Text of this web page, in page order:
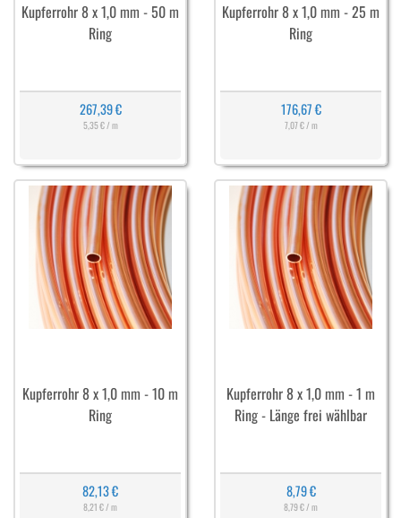
Kupferrohr 8 x 1,0 mm - 50 m
Ring
267,39 €
5,35 € / m
Kupferrohr 8 x 1,0 mm - 25 m
Ring
176,67 €
7,07 € / m
Kupferrohr 8 x 1,0 mm - 10 m
Ring
82,13 €
8,21 € / m
Kupferrohr 8 x 1,0 mm - 1 m
Ring - Länge frei wählbar
8,79 €
8,79 € / m